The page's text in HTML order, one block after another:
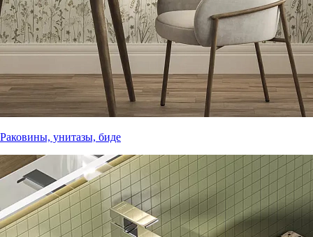
Раковины, унитазы, биде